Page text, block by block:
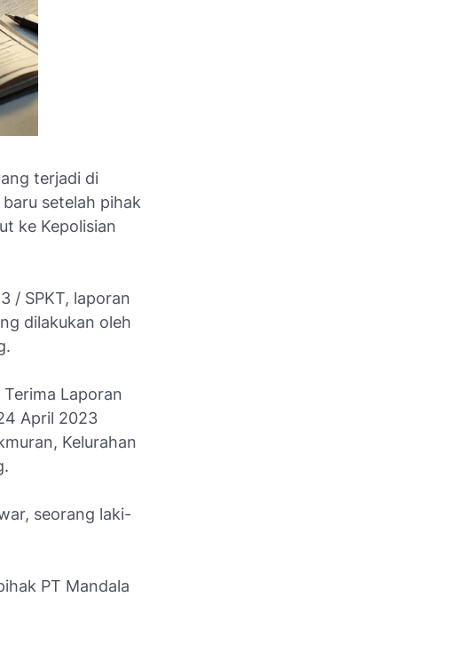
terjadi di
setelah pihak
ke Kepolisian
/ SPKT, laporan
dilakukan oleh
Laporan
April 2023
Kelurahan
seorang laki-
PT Mandala